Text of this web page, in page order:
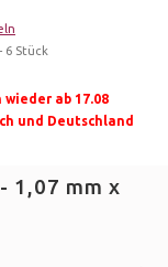
6 Stück
wieder ab 17.08
und Deutschland
1,07 mm x